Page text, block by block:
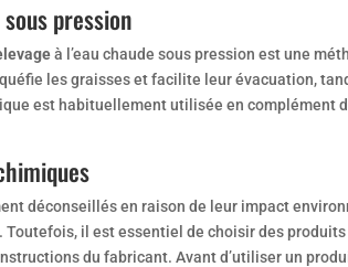
pression
à l’eau chaude sous pression est une
les graisses et facilite leur évacuation,
est habituellement utilisée en complément
déconseillés en raison de leur impact
Toutefois, il est essentiel de choisir des
du fabricant. Avant d’utiliser un